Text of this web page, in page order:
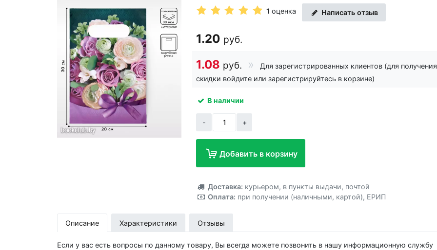
1оценка Написать отзыв
1.20 руб.
1.08 руб.
Для зарегистрированных клиентов (для получения
скидки войдите или зарегистрируйтесь в корзине)
В наличии
- +
Добавить в корзину
Добавлено!
Доставка: курьером, в пункты выдачи, почтой
Оплата: при получении (наличными, картой), ЕРИП
Описание Характеристики Отзывы
Если у вас есть вопросы по данному товару, Вы всегда можете позвонить в нашу информационную службу